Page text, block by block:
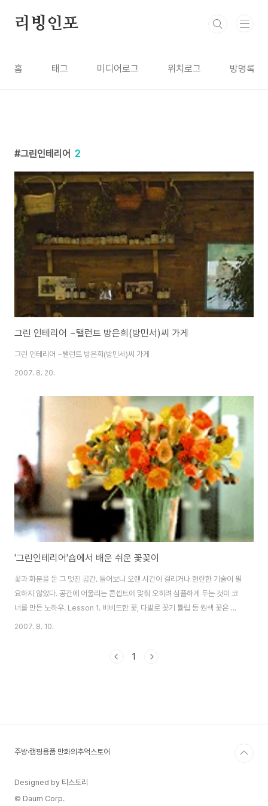
리빙인포
홈 태그 미디어로그 위치로그 방명록
그린인테리어 2
그린 인테리어 ~탤런트 방은희(방민서)씨 가게
그린 인테리어 ~탤런트 방은희(방민서)씨 가게
2007. 8. 20.
'그린인테리어'숍에서 배운 쉬운 꽃꽂이
꽃과 화분을 둔 그 멋진 공간. 들어보니 오랜 시간이 걸리거나 현란한 기술이 필
요하지 않았다. 공간에 어울리는 콘셉트에 맞춰 오히려 심플하게 두는 것이 코
너를 만든 노하우. Lesson 1. 비비드한 꽃, 다발로 꽂기 튤립 등 원색 꽃은 보
통 소재를 섞거나 한두 송이만 꽂는데 이렇게 심플한 화기에 양귀비를 다발로
2007. 8. 10.
1
주방·캠핑용품 만화의추억스토어
Designed by 티스토리
© Daum Corp.